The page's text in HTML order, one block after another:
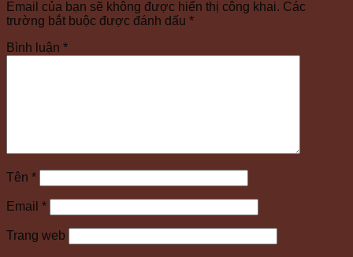
Email của bạn sẽ không được hiển thị công khai. Các
trường bắt buộc được đánh dấu *
Bình luận *
Tên *
Email *
Trang web